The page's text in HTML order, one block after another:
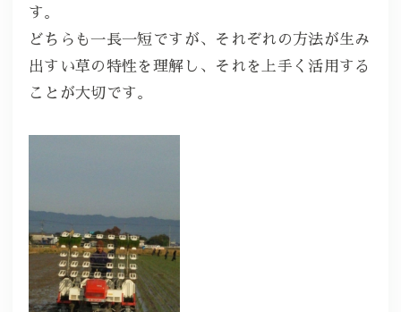
す。
どちらも一長一短ですが、それぞれの方法が生み
出すい草の特性を理解し、それを上手く活用する
ことが大切です。